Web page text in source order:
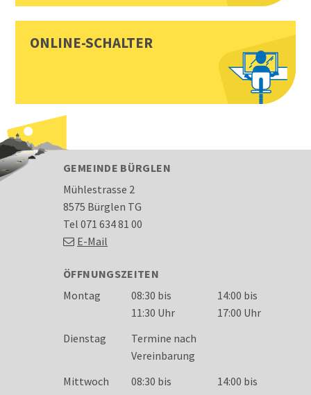
ONLINE-SCHALTER
FOOTER
GEMEINDE BÜRGLEN
Mühlestrasse 2
8575 Bürglen TG
Tel 071 634 81 00
E-Mail
ÖFFNUNGSZEITEN
Wochentag
Öffnungszeiten
Montag
08:30 bis
11:30 Uhr
14:00 bis
17:00 Uhr
Dienstag
Termine nach
Vereinbarung
Mittwoch
08:30 bis
14:00 bis